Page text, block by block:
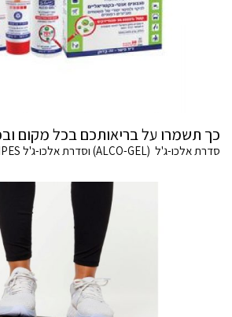
כך תשמרו על בריאותכם בכל מקום
סדרת אלכו-ג'ל (ALCO-GEL) וסדרת אלכו-ג'ל PHARMA WIPES